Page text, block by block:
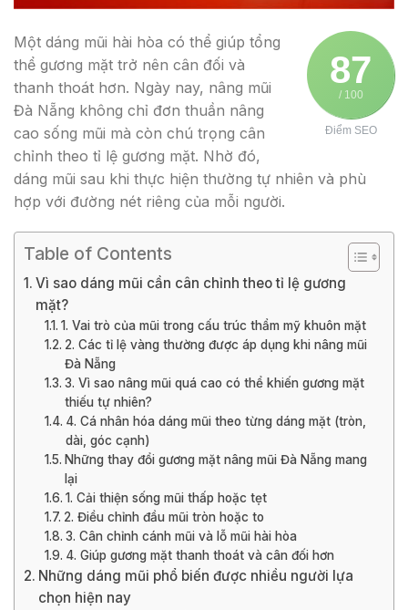
87
/ 100
Điểm SEO
Một dáng mũi hài hòa có thể giúp tổng
thể gương mặt trở nên cân đối và
thanh thoát hơn. Ngày nay, nâng mũi
Đà Nẵng không chỉ đơn thuần nâng
cao sống mũi mà còn chú trọng cân
chỉnh theo tỉ lệ gương mặt. Nhờ đó,
dáng mũi sau khi thực hiện thường tự nhiên và phù
hợp với đường nét riêng của mỗi người.
Table of Contents
Vì sao dáng mũi cần cân chỉnh theo tỉ lệ gương
mặt?
1. Vai trò của mũi trong cấu trúc thẩm mỹ khuôn mặt
2. Các tỉ lệ vàng thường được áp dụng khi nâng mũi
Đà Nẵng
3. Vì sao nâng mũi quá cao có thể khiến gương mặt
thiếu tự nhiên?
4. Cá nhân hóa dáng mũi theo từng dáng mặt (tròn,
dài, góc cạnh)
Những thay đổi gương mặt nâng mũi Đà Nẵng mang
lại
1. Cải thiện sống mũi thấp hoặc tẹt
2. Điều chỉnh đầu mũi tròn hoặc to
3. Cân chỉnh cánh mũi và lỗ mũi hài hòa
4. Giúp gương mặt thanh thoát và cân đối hơn
Những dáng mũi phổ biến được nhiều người lựa
chọn hiện nay